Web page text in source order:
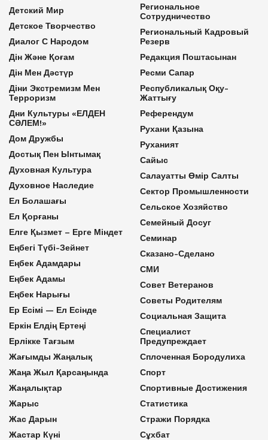
Детский Мир
Детское Творчество
Диалог С Народом
Дін Және Қоғам
Дін Мен Дәстүр
Діни Экстремизм Мен
Терроризм
Дни Культуры «ЕЛДЕН
СӘЛЕМ!»
Дом Дружбы
Достық Пен Ынтымақ
Духовная Культура
Духовное Наследие
Ел Болашағы
Ел Қорғаны
Елге Қызмет – Ерге Міндет
Еңбегі Түбі-Зейнет
Еңбек Адамдары
Еңбек Адамы
Еңбек Нарығы
Ер Есімі — Ел Есінде
Еркін Елдің Ертеңі
Ерлікке Тағзым
Жағымды Жаңалық
Жаңа Жыл Қарсаңында
Жаңалықтар
Жарыс
Жас Дарын
Жастар Күні
Региональное
Сотрудничество
Региональный Кадровый
Резерв
Редакция Поштасынан
Ресми Сапар
Республикалық Оқу-
Жаттығу
Референдум
Рухани Қазына
Руханият
Сайыс
Салауатты Өмір Салты
Сектор Промышленности
Сельское Хозяйство
Семейный Досуг
Семинар
Сказано-Сделано
СМИ
Совет Ветеранов
Советы Родителям
Социальная Защита
Специалист
Предупреждает
Сплоченная Бородулиха
Спорт
Спортивные Достижения
Статистика
Стражи Порядка
Сұхбат